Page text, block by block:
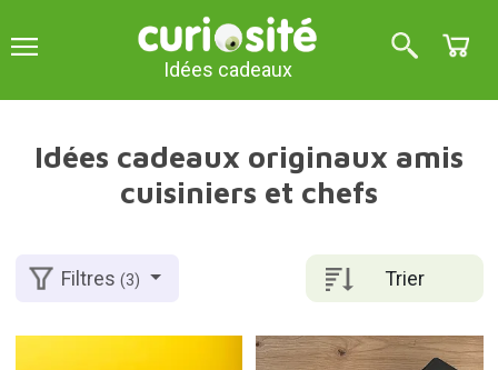
Idées cadeaux
Idées cadeaux originaux amis
cuisiniers et chefs
Trier
Filtres(3)